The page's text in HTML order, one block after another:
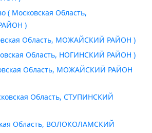
( Московская Область,
)
Область, МОЖАЙСКИЙ РАЙОН )
Область, НОГИНСКИЙ РАЙОН )
Область, МОЖАЙСКИЙ РАЙОН
Область, СТУПИНСКИЙ
Область, ВОЛОКОЛАМСКИЙ